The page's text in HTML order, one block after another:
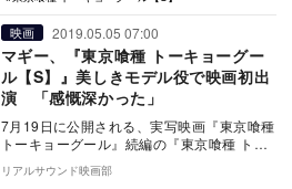
映画 2019.05.05 07:00
マギー、『東京喰種 トーキョーグー
ル【S】』美しきモデル役で映画初出
演 「感慨深かった」
7月19日に公開される、実写映画『東京喰種
トーキョーグール』続編の『東京喰種 トー
キョーグール【S】』にマギーが出演するこ
とが…
リアルサウンド映画部